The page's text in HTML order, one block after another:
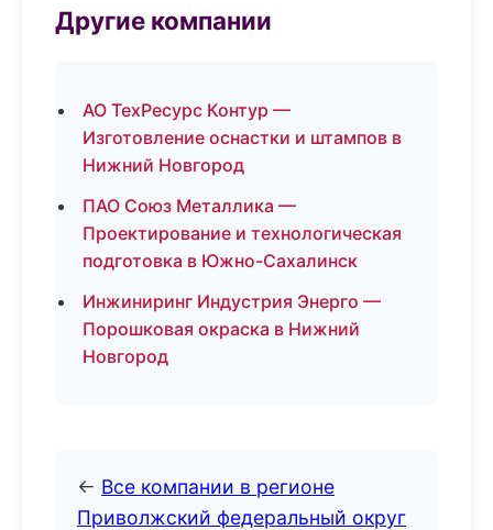
Другие компании
АО ТехРесурс Контур —
Изготовление оснастки и штампов в
Нижний Новгород
ПАО Союз Металлика —
Проектирование и технологическая
подготовка в Южно-Сахалинск
Инжиниринг Индустрия Энерго —
Порошковая окраска в Нижний
Новгород
← Все компании в регионе
Приволжский федеральный округ